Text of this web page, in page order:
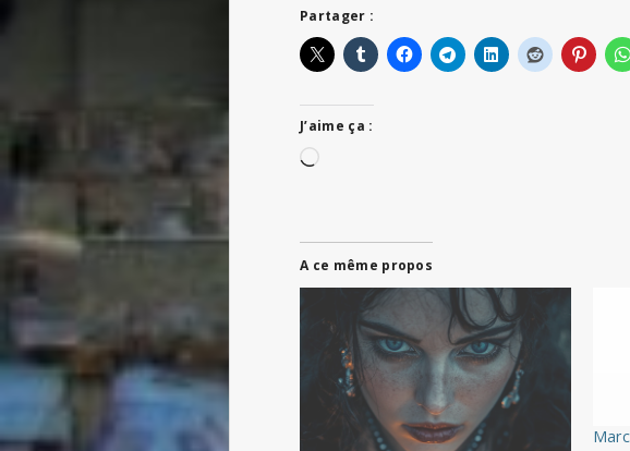
Partager :
J’aime ça :
Chargement…
A ce même propos